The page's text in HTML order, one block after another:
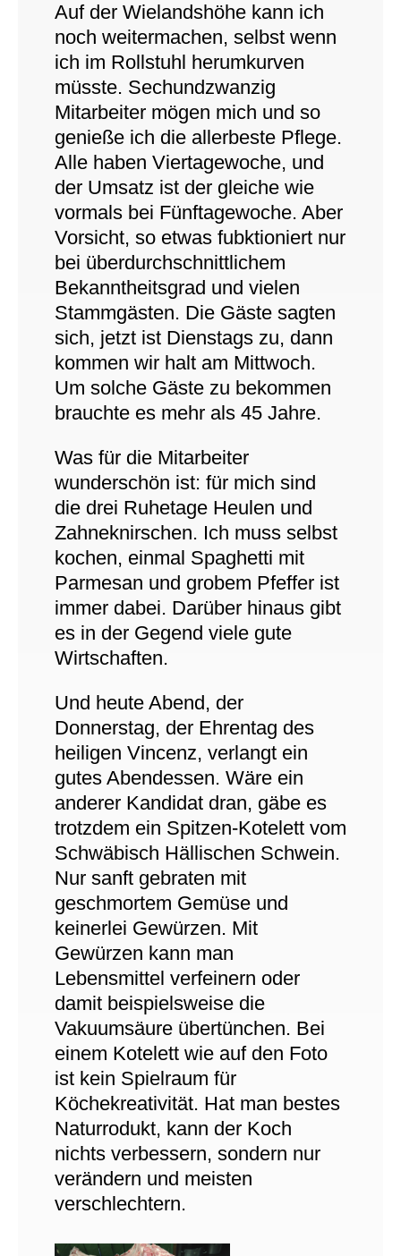
Auf der Wielandshöhe kann ich
noch weitermachen, selbst wenn
ich im Rollstuhl herumkurven
müsste. Sechundzwanzig
Mitarbeiter mögen mich und so
genieße ich die allerbeste Pflege.
Alle haben Viertagewoche, und
der Umsatz ist der gleiche wie
vormals bei Fünftagewoche. Aber
Vorsicht, so etwas fubktioniert nur
bei überdurchschnittlichem
Bekanntheitsgrad und vielen
Stammgästen. Die Gäste sagten
sich, jetzt ist Dienstags zu, dann
kommen wir halt am Mittwoch.
Um solche Gäste zu bekommen
brauchte es mehr als 45 Jahre.
Was für die Mitarbeiter
wunderschön ist: für mich sind
die drei Ruhetage Heulen und
Zahneknirschen. Ich muss selbst
kochen, einmal Spaghetti mit
Parmesan und grobem Pfeffer ist
immer dabei. Darüber hinaus gibt
es in der Gegend viele gute
Wirtschaften.
Und heute Abend, der
Donnerstag, der Ehrentag des
heiligen Vincenz, verlangt ein
gutes Abendessen. Wäre ein
anderer Kandidat dran, gäbe es
trotzdem ein Spitzen-Kotelett vom
Schwäbisch Hällischen Schwein.
Nur sanft gebraten mit
geschmortem Gemüse und
keinerlei Gewürzen. Mit
Gewürzen kann man
Lebensmittel verfeinern oder
damit beispielsweise die
Vakuumsäure übertünchen. Bei
einem Kotelett wie auf den Foto
ist kein Spielraum für
Köchekreativität. Hat man bestes
Naturrodukt, kann der Koch
nichts verbessern, sondern nur
verändern und meisten
verschlechtern.